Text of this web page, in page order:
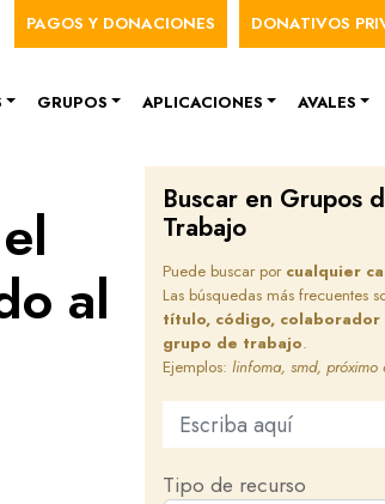
Menú de cuenta de
PAGOS Y DONACIONES DONATIVOS
GRUPOS APLICACIONES AVALES
al
Buscar en Grupos
Trabajo
Puede buscar por cualquier
Las búsquedas más frecuentes
título, código, colaborador
grupo de trabajo.
Ejemplos:linfoma, smd, próximo
Buscar en este sitio
Tipo de recurso